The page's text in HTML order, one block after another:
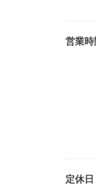
営業
定休日